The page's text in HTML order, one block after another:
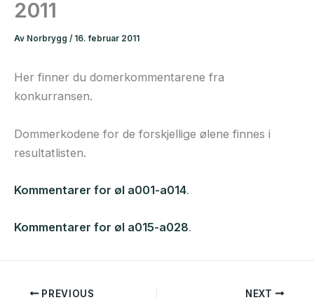
2011
Av Norbrygg / 16. februar 2011
Her finner du domerkommentarene fra
konkurransen.
Dommerkodene for de forskjellige ølene finnes i
resultatlisten.
Kommentarer for øl a001-a014.
Kommentarer for øl a015-a028.
PREVIOUS NEXT